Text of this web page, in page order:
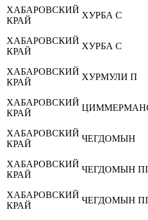
ХАБАРОВСКИЙ
КРАЙ
ХУРБА С
ХАБАРОВСКИЙ
КРАЙ
ХУРБА С
ХАБАРОВСКИЙ
КРАЙ
ХУРМУЛИ П
ХАБАРОВСКИЙ
КРАЙ
ХАБАРОВСКИЙ
КРАЙ
ЧЕГДОМЫН
ХАБАРОВСКИЙ
КРАЙ
ЧЕГДОМЫН
ХАБАРОВСКИЙ
КРАЙ
ЧЕГДОМЫН